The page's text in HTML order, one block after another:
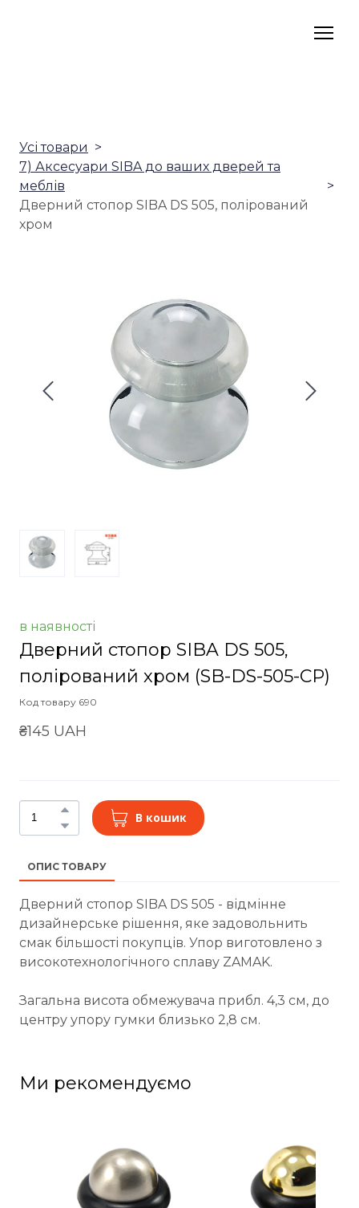
Усі товари
7) Аксесуари SIBA до ваших дверей та
меблів
Дверний стопор SIBA DS 505, полірований
хром
в наявності
Дверний стопор SIBA DS 505,
полірований хром (SB-DS-505-CP)
Код товару 690
₴145 UAH
В кошик
ОПИС ТОВАРУ
Дверний стопор SIBA DS 505 - відмінне
дизайнерське рішення, яке задовольнить
смак більшості покупців. Упор виготовлено з
високотехнологічного сплаву ZAMAK.
Загальна висота обмежувача прибл. 4,3 см, до
центру упору гумки близько 2,8 см.
Ми рекомендуємо